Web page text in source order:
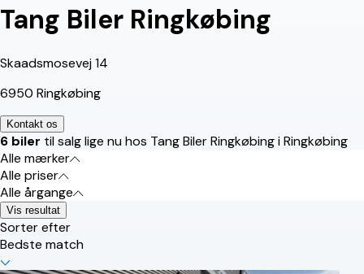
Tang Biler Ringkøbing
Skaadsmosevej 14
6950 Ringkøbing
Kontakt os
6 biler til salg lige nu hos Tang Biler Ringkøbing i Ringkøbing
Alle mærker
Alle priser
Alle årgange
Vis resultat
Sorter efter
Bedste match